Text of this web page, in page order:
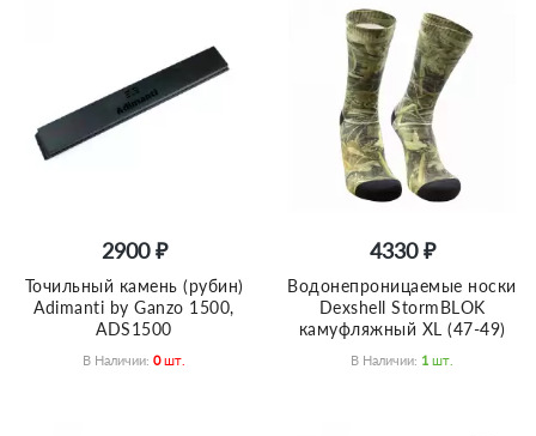
2900 ₽
Точильный камень (рубин)
Adimanti by Ganzo 1500,
ADS1500
В Наличии: 0 Шт.
4330 ₽
Водонепроницаемые носки
Dexshell StormBLOK
камуфляжный XL (47-49)
В Наличии: 1 Шт.